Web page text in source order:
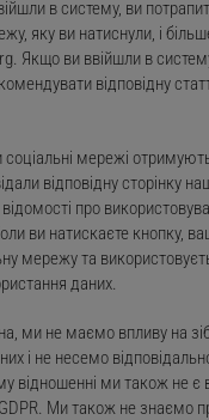
в систему, ви
яку ви натиснули, і
Якщо ви ввійшли в
відповідну
соціальні мережі
відповідну сторінку
про
ви натискаєте кнопку,
мережу та
даних.
ми не маємо впливу на
і не несемо
відношенні ми також не є
Ми також не знаємо